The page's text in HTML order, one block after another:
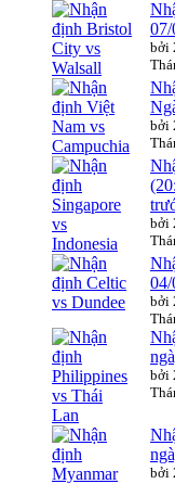
07/
bởi
bởi
bởi
04/
bởi
bởi
bởi